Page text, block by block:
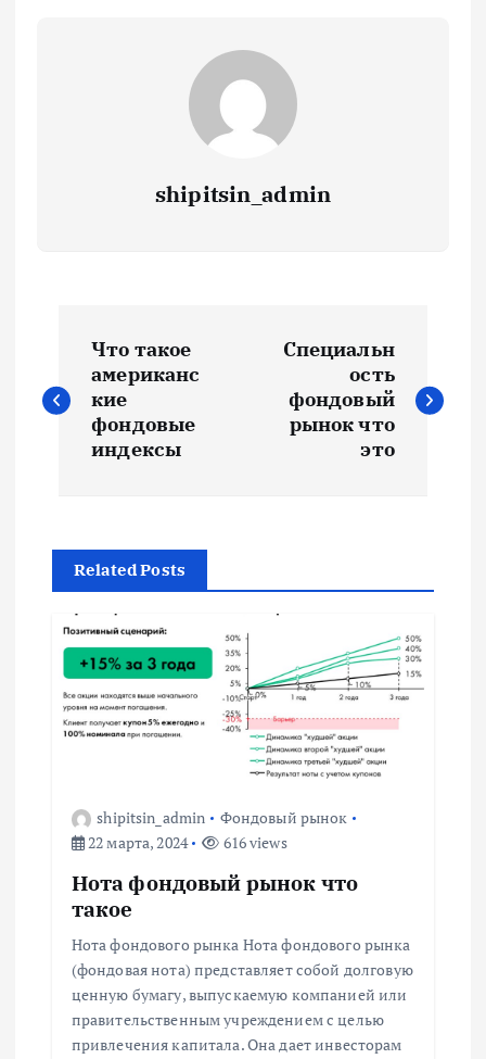
shipitsin_admin
а
г
а
ц
и
Что такое
американс
кие
фондовые
индексы
Специальн
ость
фондовый
рынок что
это
Related Posts
shipitsin_admin
Фондовый рынок
22 марта, 2024
616 views
Нота фондовый рынок что
такое
Нота фондового рынка Нота фондового рынка
(фондовая нота) представляет собой долговую
ценную бумагу, выпускаемую компанией или
правительственным учреждением с целью
привлечения капитала. Она дает инвесторам